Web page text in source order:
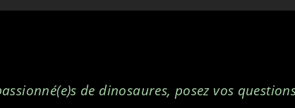
de dinosaures, posez vos